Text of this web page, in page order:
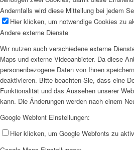
Andernfalls wird diese Mitteilung bei jedem
Hier klicken, um notwendige Cookies zu
Andere externe Dienste
Wir nutzen auch verschiedene externe
Maps und externe Videoanbieter. Da diese
personenbezogene Daten von Ihnen
deaktivieren. Bitte beachten Sie, dass eine
Funktionalität und das Aussehen unserer
kann. Die Änderungen werden nach einem
Google Webfont Einstellungen:
Hier klicken, um Google Webfonts zu